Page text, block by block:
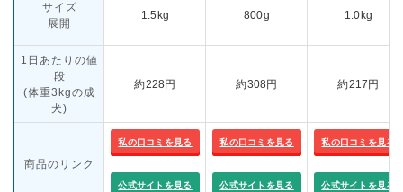
サイズ
展開
1.5kg 800g 1.0kg
1日あたりの値
段
(体重3kgの成
犬)
約228円 約308円 約217円
商品のリンク
私の口コミを見る
公式サイトを見る
私の口コミを見る
公式サイトを見る
私の口コミを見る
公式サイトを見る